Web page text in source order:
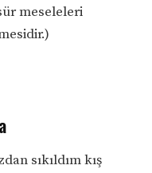
meseleleri
sıkıldım kış